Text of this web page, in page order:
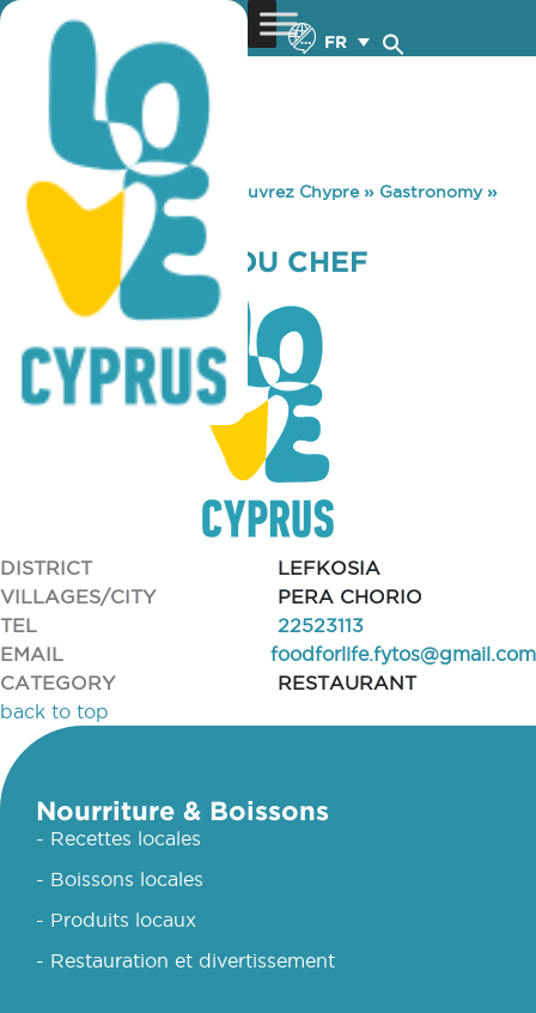
FR
You are here: Home »Découvrez Chypre» Gastronomy»
TO SOUVLAKI TOU CHEF
TO SOUVLAKI TOU CHEF
DISTRICT
LEFKOSIA
VILLAGES/CITY
PERA CHORIO
TEL
22523113
EMAIL
foodforlife.fytos@gmail.com
CATEGORY
RESTAURANT
back to top
Nourriture & Boissons
- Recettes locales
- Boissons locales
- Produits locaux
- Restauration et divertissement